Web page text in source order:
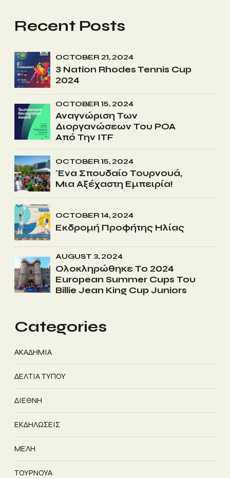
Recent Posts
OCTOBER 21, 2024
3 Nation Rhodes Tennis Cup
2024
OCTOBER 15, 2024
Αναγνώριση Των
Διοργανώσεων Του ΡΟΑ
Από Την ITF
OCTOBER 15, 2024
Ένα Σπουδαίο Τουρνουά,
Μια Αξέχαστη Εμπειρία!
OCTOBER 14, 2024
Εκδρομή Προφήτης Ηλίας
AUGUST 3, 2024
Ολοκληρώθηκε Το 2024
European Summer Cups Του
Billie Jean King Cup Juniors
Categories
ΑΚΑΔΗΜΙΑ
ΔΕΛΤΙΑ ΤΥΠΟΥ
ΔΙΕΘΝΗ
ΕΚΔΗΛΩΣΕΙΣ
ΜΕΛΗ
ΤΟΥΡΝΟΥΑ